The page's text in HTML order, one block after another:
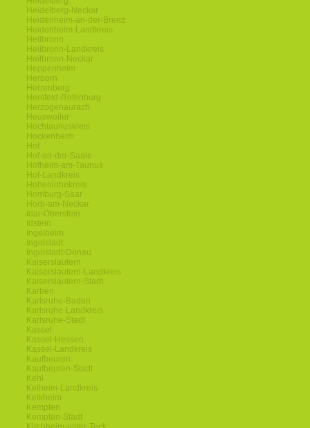
Heidelberg-Neckar
Heidenheim-an-der-Brenz
Heidenheim-Landkreis
Heilbronn
Heilbronn-Landkreis
Heilbronn-Neckar
Heppenheim
Herborn
Herrenberg
Hersfeld-Rotenburg
Herzogenaurach
Heusweiler
Hochtaunuskreis
Hockenheim
Hof
Hof-an-der-Saale
Hofheim-am-Taunus
Hof-Landkreis
Hohenlohekreis
Homburg-Saar
Horb-am-Neckar
Idar-Oberstein
Idstein
Ingelheim
Ingolstadt
Ingolstadt-Donau
Kaiserslautern
Kaiserslautern-Landkreis
Kaiserslautern-Stadt
Karben
Karlsruhe-Baden
Karlsruhe-Landkreis
Karlsruhe-Stadt
Kassel
Kassel-Hessen
Kassel-Landkreis
Kaufbeuren
Kaufbeuren-Stadt
Kehl
Kelheim-Landkreis
Kelkheim
Kempten
Kempten-Stadt